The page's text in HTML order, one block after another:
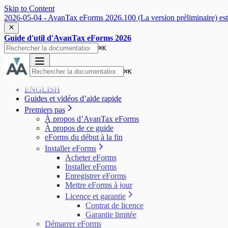
Skip to Content
2026-05-04 - AvanTax eForms 2026.100 (La version préliminaire)
Guide d'util d'AvanTax eForms 2026
⌘K
⌘K
ENGLISH
Guides et vidéos d’aide rapide
Premiers pas
À propos d’AvanTax eForms
À propos de ce guide
eForms du début à la fin
Installer eForms
Acheter eForms
Installer eForms
Enregistrer eForms
Mettre eForms à jour
Licence et garantie
Contrat de licence
Garantie limitée
Démarrer eForms